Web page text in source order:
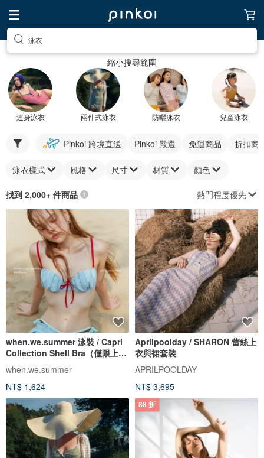
泳衣
縮小搜尋範圍
連身泳衣 兩件式泳衣 防曬泳衣 兒童泳衣
Pinkoi 跨境直送 Pinkoi 嚴選 免運商品 折扣商
泳衣樣式 風格 尺寸 材質 顏色
找到 2,000+ 件商品 熱門程度優先
when.we.summer 泳裝 / Capri
Collection Shell Bra（僅限上
衣）
when.we.summer
NT$ 1,624
Aprilpoolday / SHARON 蕾絲上
衣與裙套裝
APRILPOOLDAY
NT$ 3,695
88 折